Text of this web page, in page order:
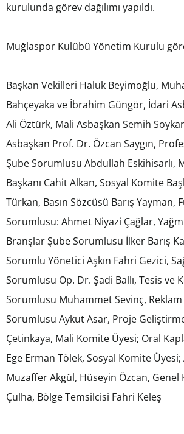
kurulunda görev dağılımı yapıldı.
Muğlaspor Kulübü Yönetim Kurulu
Başkan Vekilleri Haluk Beyimoğlu,
Bahçeyaka ve İbrahim Güngör, İdari
Ali Öztürk, Mali Asbaşkan Semih
Asbaşkan Prof. Dr. Özcan Saygın,
Şube Sorumlusu Abdullah Eskihisarlı,
Başkanı Cahit Alkan, Sosyal Komite
Türkan, Basın Sözcüsü Barış Yayman,
Sorumlusu: Ahmet Niyazi Çağlar,
Branşlar Şube Sorumlusu İlker Barış
Sorumlu Yönetici Aşkın Fahri Gezici,
Sorumlusu Op. Dr. Şadi Ballı, Tesis ve
Sorumlusu Muhammet Sevinç,
Sorumlusu Aykut Asar, Proje
Çetinkaya, Mali Komite Üyesi; Oral
Ege Erman Tölek, Sosyal Komite Üyesi;
Muzaffer Akgül, Hüseyin Özcan, Genel
Çulha, Bölge Temsilcisi Fahri Keleş